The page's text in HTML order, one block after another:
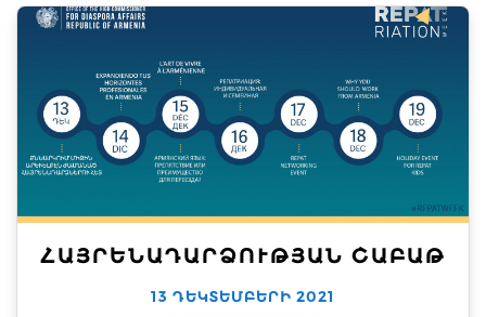
ՀԱՅՐԵՆԱԴԱՐՁՈՒԹՅԱՆ ՇԱԲԱԹ
13 ԴԵԿՏԵՄԲԵՐԻ 2021